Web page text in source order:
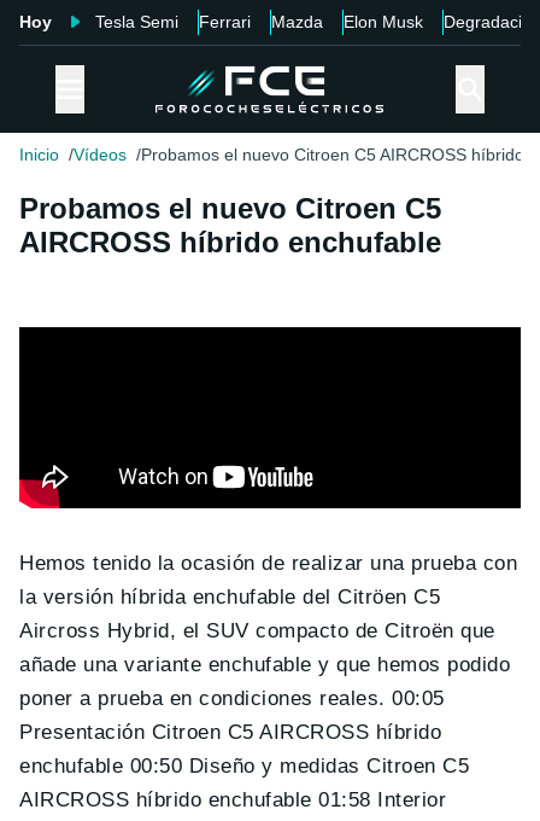
Hoy Tesla Semi Ferrari Mazda Elon Musk Degradación
Inicio Vídeos Probamos el nuevo Citroen C5 AIRCROSS híbrido
Probamos el nuevo Citroen C5
AIRCROSS híbrido enchufable
Hemos tenido la ocasión de realizar una prueba con
la versión híbrida enchufable del Citröen C5
Aircross Hybrid, el SUV compacto de Citroën que
añade una variante enchufable y que hemos podido
poner a prueba en condiciones reales. 00:05
Presentación Citroen C5 AIRCROSS híbrido
enchufable 00:50 Diseño y medidas Citroen C5
AIRCROSS híbrido enchufable 01:58 Interior